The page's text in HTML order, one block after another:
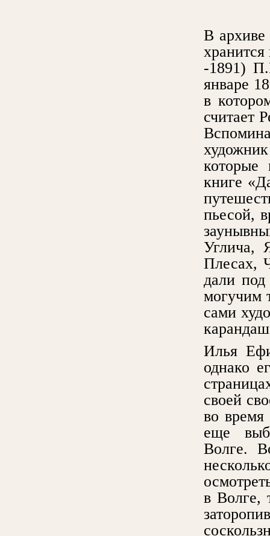
В архиве
-1891)
январе
в
считает
которые
книге
пьесой,
Углича,
Плесах,
дали
могучим
сами
Илья
однако
своей
во время
еще
Волге.
в Волге,